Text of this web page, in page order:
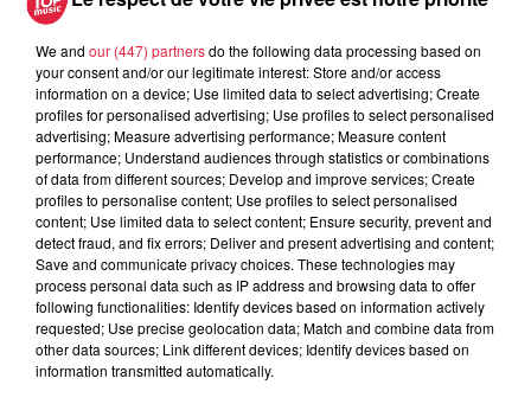
spécificité d'un tournoi mixte et sans niveau.
du SAHB seront de la partiecomme Tanguy Thomas, Téo
Egermann, Virgil Pinchot, Steven Georges, Simon Jaeger,
Hugo Van Ee, Clément Franck... Des anciens seront aussi
de retour : Arthur Lenne (Montpellier D1), Arthur Jund (Istres
D1) mais aussi des joueuses de l'ATH (D2 filles), ASPPT
Strasbourg (N1) Côte Basques (N1) Montigny Metz (N1). Un
match de galaaura lieu samedi à 21h entre une sélection
de joueurs du SAHB et une sélection des meilleurs filles du
tournoi. Vendredi aura lieu un tournoi beach-handicap avec
la collaboration du fond de dotation du SAHB.Dimanche le
tournoi adulte sera rejoint par un tournoi jeune (U11, U13 et
U15) avec 27 équipes qui vont s'initier au beach-hand.
We and our (447) partnersdo the following data processing based on
your consent and/or our legitimate interest: Store and/or access
information on a device; Use limited data to select advertising; Create
profiles for personalised advertising; Use profiles to select personalised
advertising; Measure advertising performance; Measure content
performance; Understand audiences through statistics or combinations
of data from different sources; Develop and improve services; Create
profiles to personalise content; Use profiles to select personalised
content; Use limited data to select content; Ensure security, prevent and
detect fraud, and fix errors; Deliver and present advertising and content;
Save and communicate privacy choices. These technologies may
process personal data such as IP address and browsing data to offer
following functionalities: Identify devices based on information actively
requested; Use precise geolocation data; Match and combine data from
other data sources; Link different devices; Identify devices based on
information transmitted automatically.